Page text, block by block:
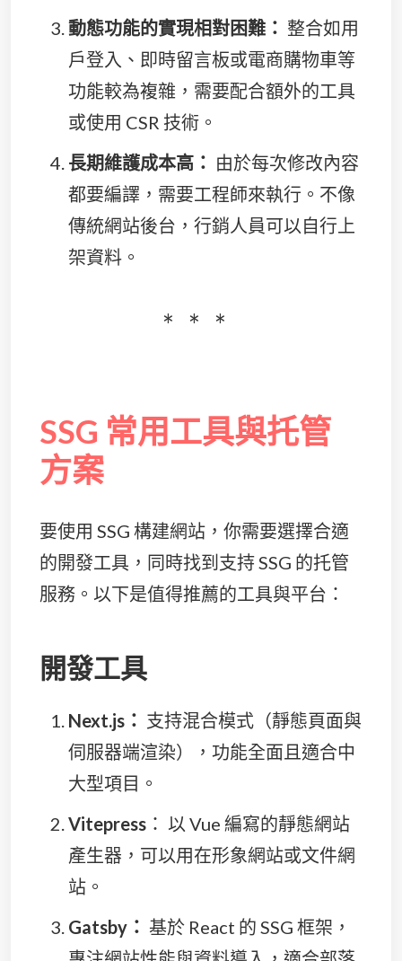
動態功能的實現相對困難： 整合如用
戶登入、即時留言板或電商購物車等
功能較為複雜，需要配合額外的工具
或使用 CSR 技術。
長期維護成本高： 由於每次修改內容
都要編譯，需要工程師來執行。不像
傳統網站後台，行銷人員可以自行上
架資料。
SSG 常用工具與托管
方案
要使用 SSG 構建網站，你需要選擇合適
的開發工具，同時找到支持 SSG 的托管
服務。以下是值得推薦的工具與平台：
開發工具
Next.js： 支持混合模式（靜態頁面與
伺服器端渲染），功能全面且適合中
大型項目。
Vitepress ： 以 Vue 編寫的靜態網站
產生器，可以用在形象網站或文件網
站。
Gatsby： 基於 React 的 SSG 框架，